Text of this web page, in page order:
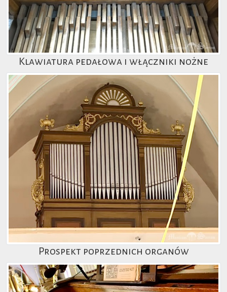
Klawiatura pedałowa i włączniki nożne
Prospekt poprzednich organów